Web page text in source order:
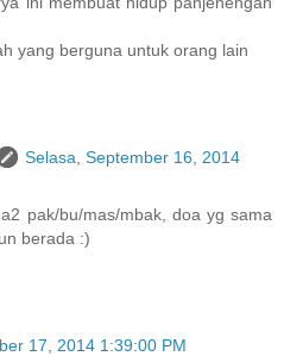
yang berguna untuk orang lain
Selasa, September 16, 2014
pak/bu/mas/mbak, doa yg sama
berada :)
17, 2014 1:39:00 PM